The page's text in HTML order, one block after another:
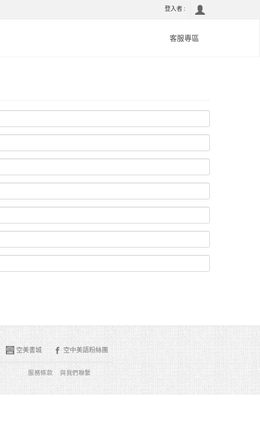
登入者 :
客服專區
空美書城 空中美語粉絲團
服務條款 與我們聯繫